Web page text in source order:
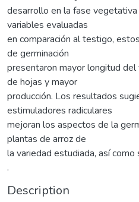
desarrollo en la fase
variables evaluadas
en comparación al testigo,
de germinación
presentaron mayor longitud
de hojas y mayor
producción. Los resultados
estimuladores radiculares
mejoran los aspectos de la
plantas de arroz de
la variedad estudiada, así
.
Description